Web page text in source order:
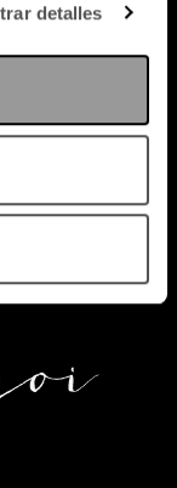
detalles
EVENTOS